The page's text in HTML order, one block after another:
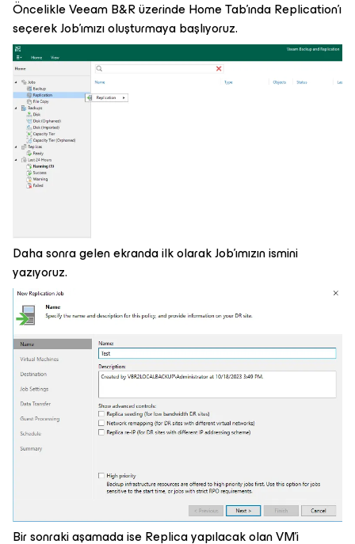
Öncelikle Veeam B&R üzerinde Home Tab’ında Replication’ı
seçerek Job’ımızı oluşturmaya başlıyoruz.
Daha sonra gelen ekranda ilk olarak Job’ımızın ismini
yazıyoruz.
Bir sonraki aşamada ise Replica yapılacak olan VM’i